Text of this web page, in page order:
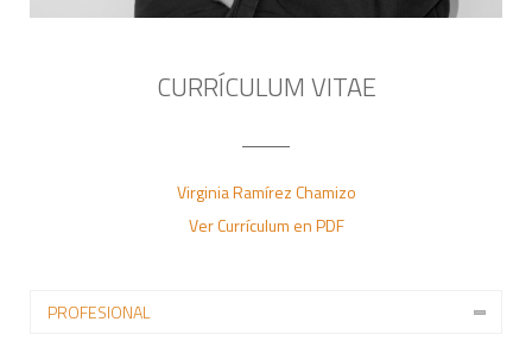
CURRÍCULUM VITAE
Virginia Ramírez Chamizo
Ver Currículum en PDF
PROFESIONAL